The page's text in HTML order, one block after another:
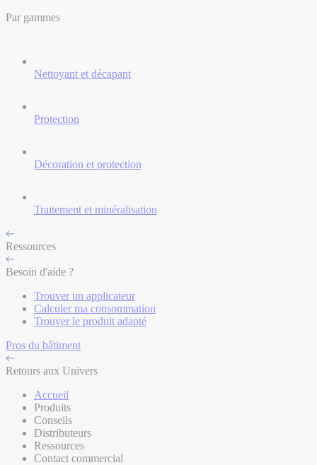
Par gammes
Nettoyant et décapant
Protection
Décoration et protection
Traitement et minéralisation
Ressources
Besoin d'aide ?
Trouver un applicateur
Calculer ma consommation
Trouver le produit adapté
Pros du bâtiment
Retours aux Univers
Accueil
Produits
Conseils
Distributeurs
Ressources
Contact commercial